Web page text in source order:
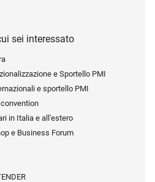
sei interessato
e Sportello PMI
e sportello PMI
in Italia e all'estero
e Business Forum